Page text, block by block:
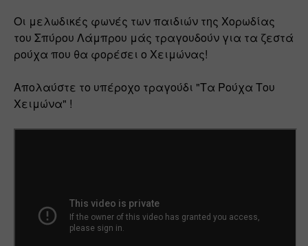
Οι μελωδικές φωνές των παιδιών της Χορωδίας
του Σπύρου Λάμπρου μάς τραγουδούν για τα ζεστά
ρούχα που θα φορέσει ο Χειμώνας!
Απολαύστε το υπέροχο τραγούδι "Τα Ρούχα Του
Χειμώνα" !